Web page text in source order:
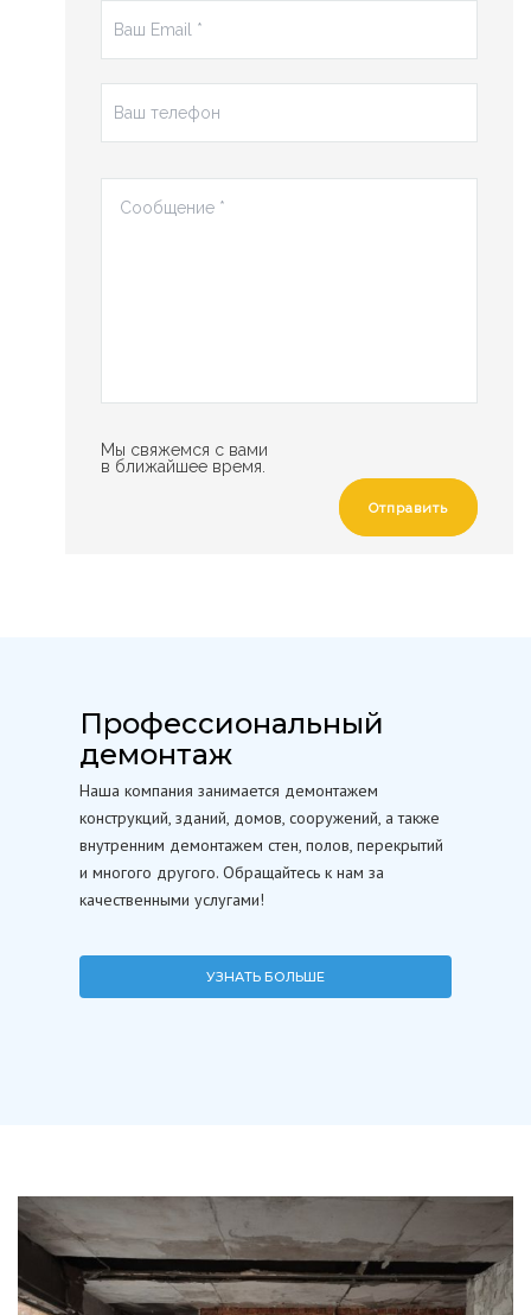
Мы свяжемся с вами
в ближайшее время.
Отправить
Профессиональный
демонтаж
Наша компания занимается демонтажем
конструкций, зданий, домов, сооружений, а также
внутренним демонтажем стен, полов, перекрытий
и многого другого. Обращайтесь к нам за
качественными услугами!
УЗНАТЬ БОЛЬШЕ